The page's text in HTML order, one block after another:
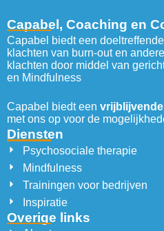
Capabel, Coaching en
Capabel biedt een
klachten van burn-out en
klachten door middel van
en Mindfulness
Capabel biedt een
met ons op voor de
Diensten
Psychosociale therapie
Mindfulness
Trainingen voor bedrijven
Inspiratie
Overige links